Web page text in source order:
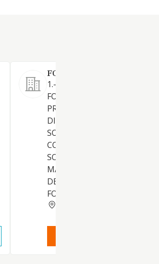
FOTOVOLTAICA PARDO
1.-INSTALACIONES SOLARES
FOTOVOLTAICAS.-2.-
PRODUCCION,
DISTRIBUCION DE ENERGIAS
SOLAR Y RENOVABLES.-3.-
COMPRAVENTA DE ENERGIA
SOLAR Y RENOVABLES.-4.-
MANTENIMIENTO Y
DE INSTALACIONES
FOTOVOLTAICAS